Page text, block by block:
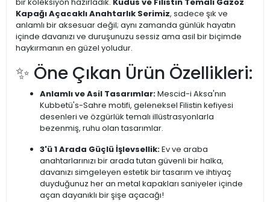
bir koleksiyon hazırladık. Kudüs ve Filistin Temalı Gazoz
Kapağı Açacaklı Anahtarlık Serimiz, sadece şık ve
anlamlı bir aksesuar değil; aynı zamanda günlük hayatın
içinde davanızı ve duruşunuzu sessiz ama asil bir biçimde
haykırmanın en güzel yoludur.
✨ Öne Çıkan Ürün Özellikleri:
Anlamlı ve Asil Tasarımlar:Mescid-i Aksa'nın
Kubbetü's-Sahre motifi, geleneksel Filistin kefiyesi
desenleri ve özgürlük temalı illüstrasyonlarla
bezenmiş, ruhu olan tasarımlar.
3'ü 1 Arada Güçlü İşlevsellik:Ev ve araba
anahtarlarınızı bir arada tutan güvenli bir halka,
davanızı simgeleyen estetik bir tasarım ve ihtiyaç
duyduğunuz her an metal kapakları saniyeler içinde
açan dayanıklı bir şişe açacağı!